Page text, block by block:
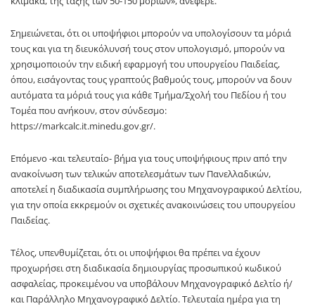
Σημειώνεται, ότι οι υποψήφιοι μπορούν να υπολογίσουν τα μόριά
τους και για τη διευκόλυνσή τους στον υπολογισμό, μπορούν να
χρησιμοποιούν την ειδική εφαρμογή του υπουργείου Παιδείας,
όπου, εισάγοντας τους γραπτούς βαθμούς τους, μπορούν να δουν
αυτόματα τα μόριά τους για κάθε Τμήμα/Σχολή του Πεδίου ή του
Τομέα που ανήκουν, στον σύνδεσμο:
https://markcalc.it.minedu.gov.gr/.
Επόμενο -και τελευταίο- βήμα για τους υποψήφιους πριν από την
ανακοίνωση των τελικών αποτελεσμάτων των Πανελλαδικών,
αποτελεί η διαδικασία συμπλήρωσης του Μηχανογραφικού Δελτίου,
για την οποία εκκρεμούν οι σχετικές ανακοινώσεις του υπουργείου
Παιδείας.
Τέλος, υπενθυμίζεται, ότι οι υποψήφιοι θα πρέπει να έχουν
προχωρήσει στη διαδικασία δημιουργίας προσωπικού κωδικού
ασφαλείας, προκειμένου να υποβάλουν Μηχανογραφικό Δελτίο ή/
και Παράλληλο Μηχανογραφικό Δελτίο. Τελευταία ημέρα για τη